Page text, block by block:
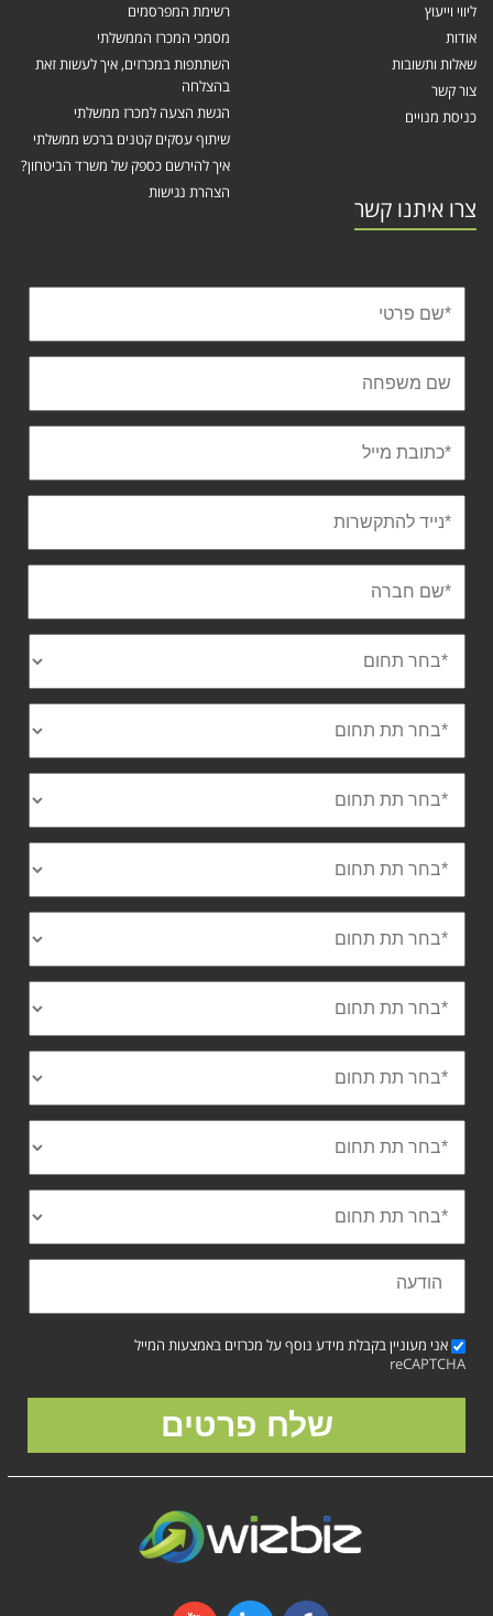
ליווי וייעוץ
אודות
שאלות ותשובות
צור קשר
כניסת מנויים
רשימת המפרסמים
מסמכי המכרז הממשלתי
השתתפות במכרזים, איך לעשות זאת
בהצלחה
הגשת הצעה למכרז ממשלתי
שיתוף עסקים קטנים ברכש ממשלתי
איך להירשם כספק של משרד הביטחון?
הצהרת נגישות
צרו איתנו קשר
אני מעוניין בקבלת מידע נוסף על מכרזים באמצעות המייל
reCAPTCHA
שלח פרטים